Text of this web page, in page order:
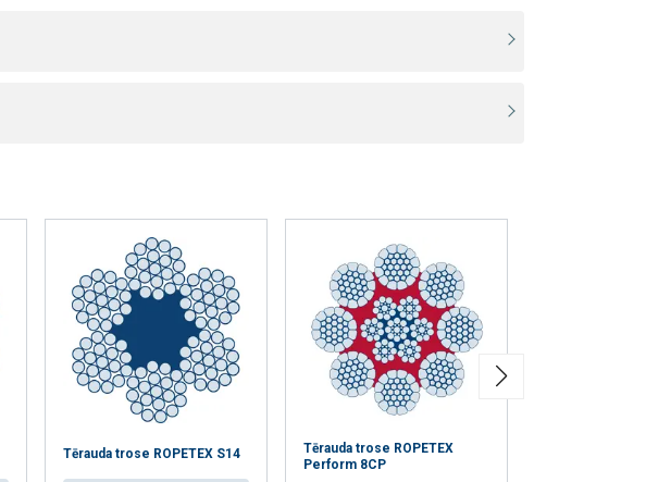
Tērauda trose ROPETEX S14
Tērauda trose ROPETEX
Perform 8CP